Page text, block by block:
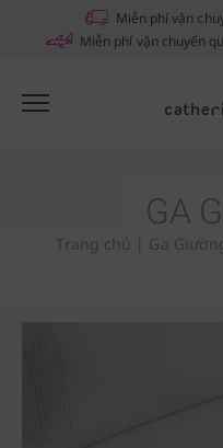
GA
Trang chủ Ga
Miễn phí vận
Miễn phí vận chuyển
Notifications